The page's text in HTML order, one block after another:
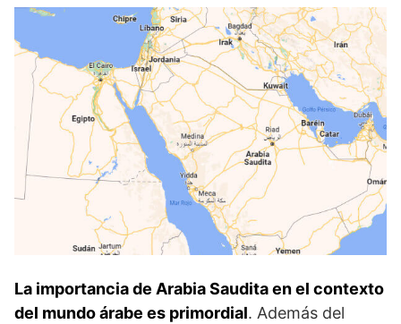
La importancia de Arabia Saudita en el contexto
del mundo árabe es primordial. Además del